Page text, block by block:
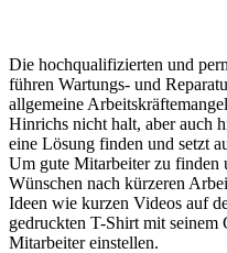
Die hochqualifizierten und
führen Wartungs- und
allgemeine
Hinrichs nicht halt, aber auch
eine Lösung finden und setzt
Um gute Mitarbeiter zu finden
Wünschen nach kürzeren
Ideen wie kurzen Videos auf
gedruckten T-Shirt mit seinem
Mitarbeiter einstellen.